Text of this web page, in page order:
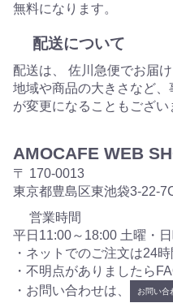
無料になります。
配送について
配送は、 佐川急便でお届け
地域や商品の大きさなど
が変更になることもござい
AMOCAFE WEB
〒 170-0013
東京都豊島区東池袋3-22-
営業時間
平日11:00～18:00 土曜・
・ネットでのご注文は24
・不明点がありましたら
・お問い合わせは、
お問い合